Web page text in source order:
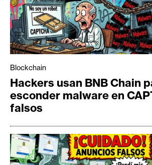
Blockchain
Hackers usan BNB Chain
esconder malware en
falsos